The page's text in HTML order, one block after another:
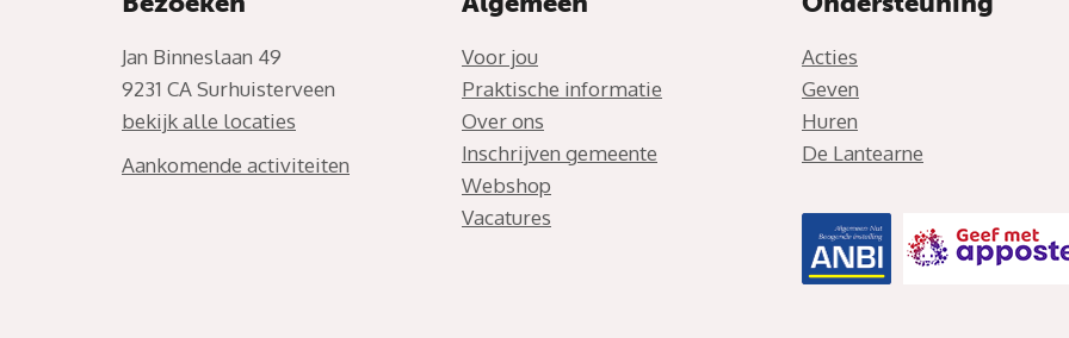
Jan Binneslaan 49
9231 CA Surhuisterveen
bekijk alle locaties
Aankomende activiteiten
Voor jou
Praktische informatie
Over ons
Inschrijven gemeente
Webshop
Vacatures
Acties
Geven
Huren
De Lantearne